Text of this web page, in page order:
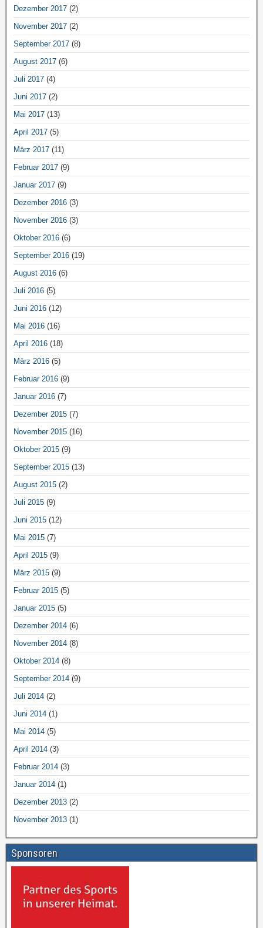
Dezember 2017 (2)
November 2017 (2)
September 2017 (8)
August 2017 (6)
Juli 2017 (4)
Juni 2017 (2)
Mai 2017 (13)
April 2017 (5)
März 2017 (11)
Februar 2017 (9)
Januar 2017 (9)
Dezember 2016 (3)
November 2016 (3)
Oktober 2016 (6)
September 2016 (19)
August 2016 (6)
Juli 2016 (5)
Juni 2016 (12)
Mai 2016 (16)
April 2016 (18)
März 2016 (5)
Februar 2016 (9)
Januar 2016 (7)
Dezember 2015 (7)
November 2015 (16)
Oktober 2015 (9)
September 2015 (13)
August 2015 (2)
Juli 2015 (9)
Juni 2015 (12)
Mai 2015 (7)
April 2015 (9)
März 2015 (9)
Februar 2015 (5)
Januar 2015 (5)
Dezember 2014 (6)
November 2014 (8)
Oktober 2014 (8)
September 2014 (9)
Juli 2014 (2)
Juni 2014 (1)
Mai 2014 (5)
April 2014 (3)
Februar 2014 (3)
Januar 2014 (1)
Dezember 2013 (2)
November 2013 (1)
Sponsoren